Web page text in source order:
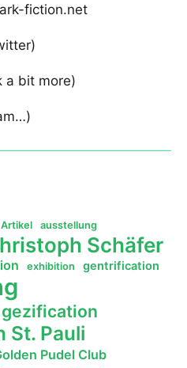
fiction.net
a bit more)
Artikel ausstellung
Schäfer
exhibition gentrification
gezification
St. Pauli
Pudel Club